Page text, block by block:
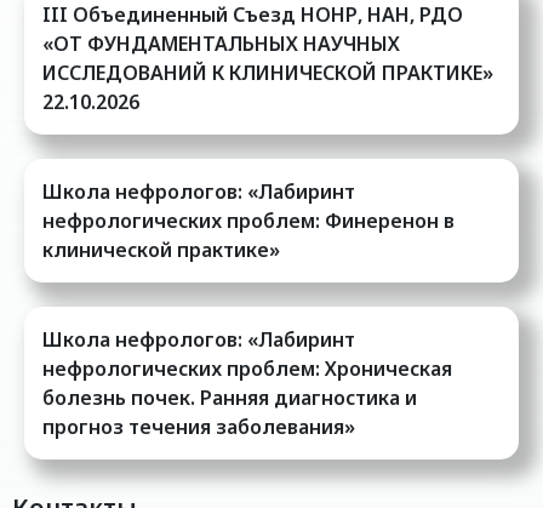
III Oбъединенный Cъезд НОНР, НАН, РДО
«ОТ ФУНДАМЕНТАЛЬНЫХ НАУЧНЫХ
ИССЛЕДОВАНИЙ К КЛИНИЧЕСКОЙ ПРАКТИКЕ»
22.10.2026
Школа нефрологов: «Лабиринт
нефрологических проблем: Финеренон в
клинической практике»
Школа нефрологов: «Лабиринт
нефрологических проблем: Хроническая
болезнь почек. Ранняя диагностика и
прогноз течения заболевания»